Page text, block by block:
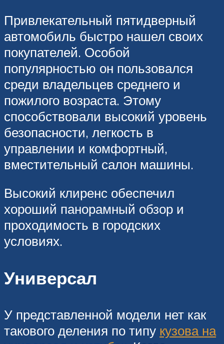
Привлекательный пятидверный
автомобиль быстро нашел своих
покупателей. Особой
популярностью он пользовался
среди владельцев среднего и
пожилого возраста. Этому
способствовали высокий уровень
безопасности, легкость в
управлении и комфортный,
вместительный салон машины.
Высокий клиренс обеспечил
хороший панорамный обзор и
проходимость в городских
условиях.
Универсал
У представленной модели нет как
такового деления по типу кузова на